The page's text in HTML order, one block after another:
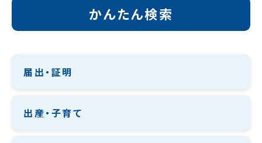
かんたん検索
届出・証明
出産・子育て